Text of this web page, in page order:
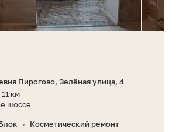
Пирогово, Зелёная улица, 4
км
шоссе
•
Косметический ремонт